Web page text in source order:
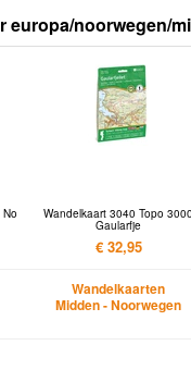
europa/noorwegen/
Wandelkaart 3040 Topo 3000
Gaularfje
€ 32,95
Wandelkaarten
Midden - Noorwegen